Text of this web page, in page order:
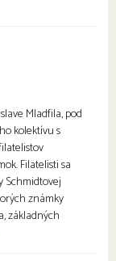
Mladfila, pod
kolektívu s
Filatelisti sa
Schmidtovej
známky
základných